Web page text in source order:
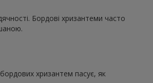
Бордові хризантеми часто
хризантем пасує, як